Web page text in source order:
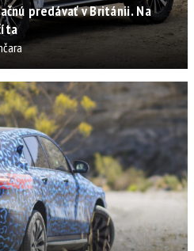
predávať v Británii. Na